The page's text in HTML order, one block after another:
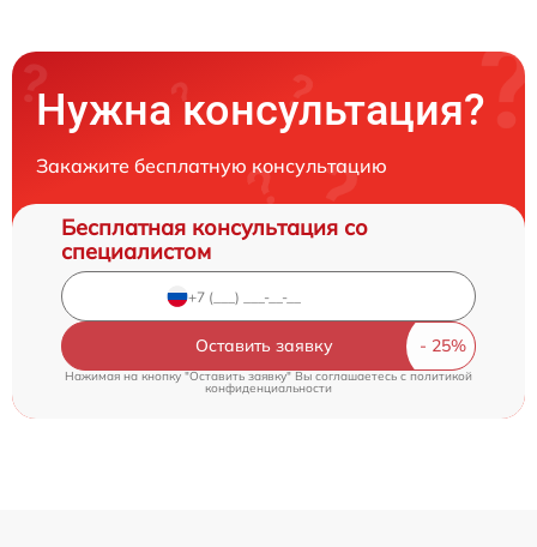
Нужна консультация?
Закажите бесплатную консультацию
Бесплатная консультация со
специалистом
Оставить заявку
Нажимая на кнопку "Оставить заявку" Вы соглашаетесь cполитикой
конфиденциальности